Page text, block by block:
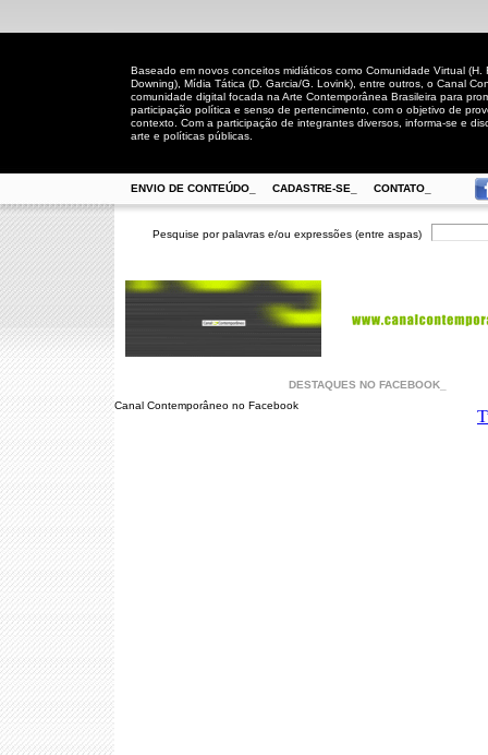
Baseado em novos conceitos midiáticos como Comunidade Virtual (H.
Downing), Mídia Tática (D. Garcia/G. Lovink), entre outros, o Canal
comunidade digital focada na Arte Contemporânea Brasileira para
participação política e senso de pertencimento, com o objetivo de
contexto. Com a participação de integrantes diversos, informa-se e
arte e políticas públicas.
ENVIO DE CONTEÚDO_ CADASTRE-SE_ CONTATO_
Pesquise por palavras e/ou expressões (entre aspas)
DESTAQUES NO FACEBOOK_
Canal Contemporâneo no Facebook